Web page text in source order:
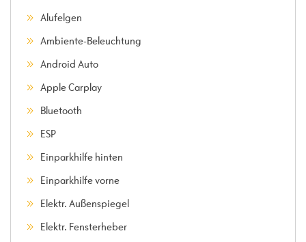
Alufelgen
Ambiente-Beleuchtung
Android Auto
Apple Carplay
Bluetooth
ESP
Einparkhilfe hinten
Einparkhilfe vorne
Elektr. Außenspiegel
Elektr. Fensterheber